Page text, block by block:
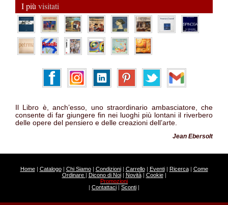
I più visitati
Il Libro è, anch’esso, uno straordinario ambasciatore, che
consente di far giungere fin nei luoghi più lontani il riverbero
delle opere del pensiero e delle creazioni dell’arte.
Jean Ebersolt
Home| Catalogo| Chi Siamo| Condizioni| Carrello| Eventi| Ricerca| Come
Ordinare | Dicono di Noi| Novità| Cookie|
Promozioni
| Contattaci | Sconti |